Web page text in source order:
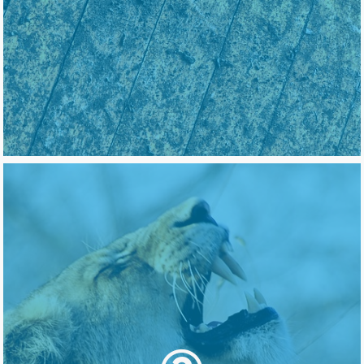
expresar su deseo respecto a esta y otras
cuestiones vinculadas a su atención y
cuidado cuando el avance de la enfermedad
se lo impida.
Todavía se desconocen
cuáles son las
causas que originan el Alzheimer. Cada vez
son más las evidencias que apoyan la idea
de que no hay una única causa, sino que son
varios los factores que pueden incidir en su
posible desarrollo. El principal factor es la